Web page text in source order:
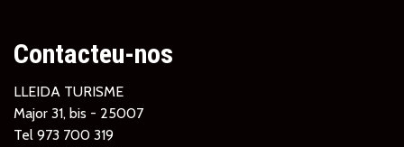
Contacteu-nos
LLEIDA TURISME
Major 31, bis - 25007
Tel 973 700 319